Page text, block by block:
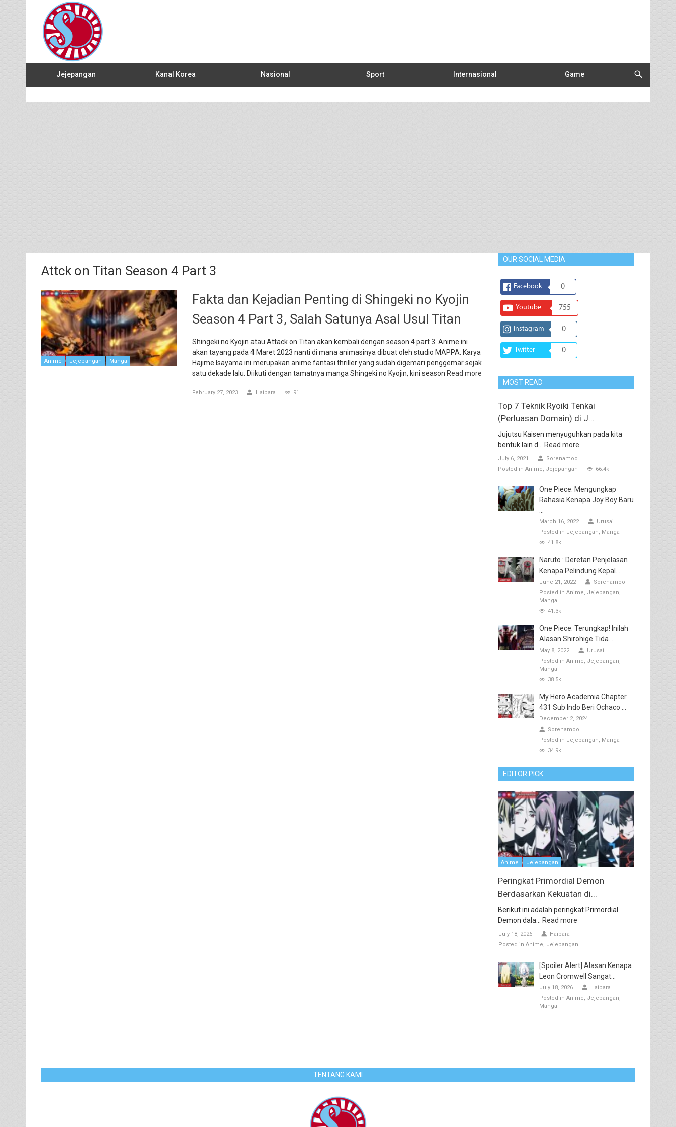
Jejepangan Kanal Korea Nasional Sport Internasional Game
Attck on Titan Season 4 Part 3
Anime Jejepangan Manga
Fakta dan Kejadian Penting di Shingeki no Kyojin
Season 4 Part 3, Salah Satunya Asal Usul Titan
Shingeki no Kyojin atau Attack on Titan akan kembali dengan season 4 part 3. Anime ini
akan tayang pada 4 Maret 2023 nanti di mana animasinya dibuat oleh studio MAPPA. Karya
Hajime Isayama ini merupakan anime fantasi thriller yang sudah digemari penggemar sejak
satu dekade lalu. Diikuti dengan tamatnya manga Shingeki no Kyojin, kini season Read more
February 27, 2023 Haibara 91
OUR SOCIAL MEDIA
Facebook 0
Youtube 755
Instagram 0
Twitter 0
MOST READ
Top 7 Teknik Ryoiki Tenkai
(Perluasan Domain) di J...
Jujutsu Kaisen menyuguhkan pada kita
bentuk lain d...
Read more
July 6, 2021
Sorenamoo
Posted in Anime Jejepangan 66.4k
One Piece: Mengungkap
Rahasia Kenapa Joy Boy Baru
March 16, 2022
Urusai
Posted in Jejepangan
Manga
41.8k
Naruto : Deretan Penjelasan
Kenapa Pelindung Kepal...
June 21, 2022
Sorenamoo
Posted in Anime
Jejepangan
Manga
41.3k
One Piece: Terungkap! Inilah
Alasan Shirohige Tida...
May 8, 2022
Urusai
Posted in Anime
Jejepangan
Manga
38.5k
My Hero Academia Chapter
431 Sub Indo Beri Ochaco ...
December 2, 2024
Sorenamoo
Posted in Jejepangan
Manga
34.9k
EDITOR PICK
Anime Jejepangan
Peringkat Primordial Demon
Berdasarkan Kekuatan di...
Berikut ini adalah peringkat Primordial
Demon dala...
Read more
July 18, 2026
Haibara
Posted in Anime Jejepangan
[Spoiler Alert] Alasan Kenapa
Leon Cromwell Sangat...
July 18, 2026
Haibara
Posted in Anime
Jejepangan
Manga
TENTANG KAMI